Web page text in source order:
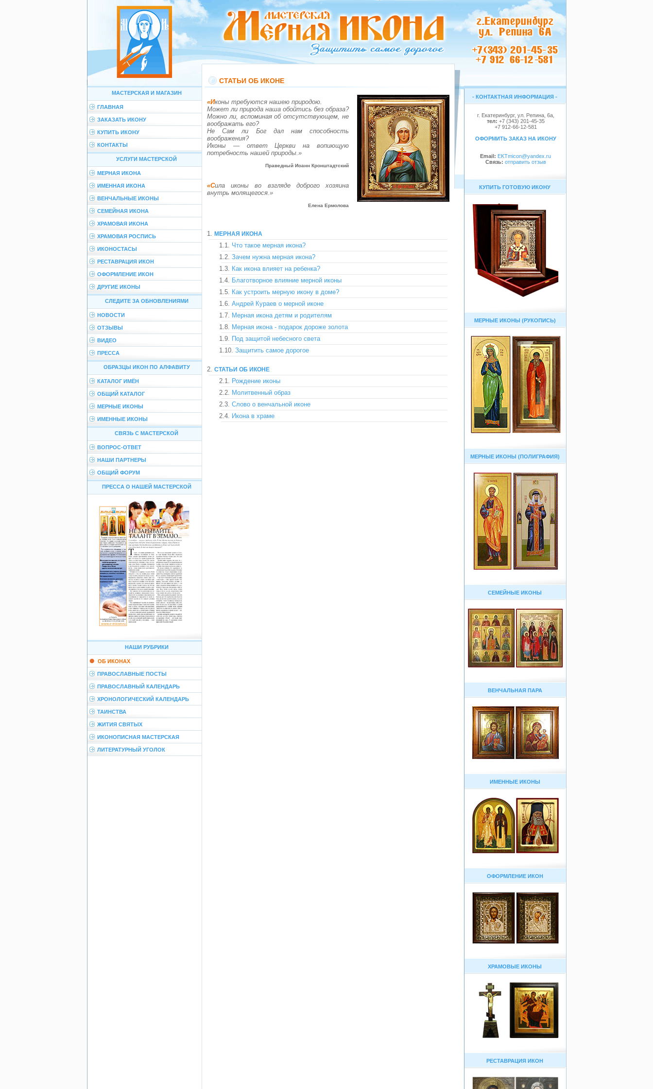
МАСТЕРСКАЯ И МАГАЗИН
ГЛАВНАЯ
ЗАКАЗАТЬ ИКОНУ
КУПИТЬ ИКОНУ
КОНТАКТЫ
УСЛУГИ МАСТЕРСКОЙ
МЕРНАЯ ИКОНА
ИМЕННАЯ ИКОНА
ВЕНЧАЛЬНЫЕ ИКОНЫ
СЕМЕЙНАЯ ИКОНА
ХРАМОВАЯ ИКОНА
ХРАМОВАЯ РОСПИСЬ
ИКОНОСТАСЫ
РЕСТАВРАЦИЯ ИКОН
ОФОРМЛЕНИЕ ИКОН
ДРУГИЕ ИКОНЫ
СЛЕДИТЕ ЗА ОБНОВЛЕНИЯМИ
НОВОСТИ
ОТЗЫВЫ
ВИДЕО
ПРЕССА
ОБРАЗЦЫ ИКОН ПО АЛФАВИТУ
КАТАЛОГ ИМЁН
ОБЩИЙ КАТАЛОГ
МЕРНЫЕ ИКОНЫ
ИМЕННЫЕ ИКОНЫ
СВЯЗЬ С МАСТЕРСКОЙ
ВОПРОС-ОТВЕТ
НАШИ ПАРТНЕРЫ
ОБЩИЙ ФОРУМ
ПРЕССА О НАШЕЙ МАСТЕРСКОЙ
НАШИ РУБРИКИ
ОБ ИКОНАХ
ПРАВОСЛАВНЫЕ ПОСТЫ
ПРАВОСЛАВНЫЙ КАЛЕНДАРЬ
ХРОНОЛОГИЧЕСКИЙ КАЛЕНДАРЬ
ТАИНСТВА
ЖИТИЯ СВЯТЫХ
ИКОНОПИСНАЯ МАСТЕРСКАЯ
ЛИТЕРАТУРНЫЙ УГОЛОК
СТАТЬИ ОБ ИКОНЕ
«Иконы требуются нашею природою.
Может ли природа наша обойтись без образа?
Можно ли, вспоминая об отсутствующем, не
воображать его?
Не Сам ли Бог дал нам способность
воображения?
Иконы — ответ Церкви на вопиющую
потребность нашей природы.»
Праведный Иоанн Кронштадтский
«Сила иконы во взгляде доброго хозяина
внутрь молящегося.»
Елена Ермолова
1. МЕРНАЯ ИКОНА
1.1. Что такое мерная икона?
1.2. Зачем нужна мерная икона?
1.3. Как икона влияет на ребенка?
1.4. Благотворное влияние мерной иконы
1.5. Как устроить мерную икону в доме?
1.6. Андрей Кураев о мерной иконе
1.7. Мерная икона детям и родителям
1.8. Мерная икона - подарок дороже золота
1.9. Под защитой небесного света
1.10. Защитить самое дорогое
2. СТАТЬИ ОБ ИКОНЕ
2.1. Рождение иконы
2.2. Молитвенный образ
2.3. Слово о венчальной иконе
2.4. Икона в храме
- КОНТАКТНАЯ ИНФОРМАЦИЯ -
г. Екатеринбург, ул. Репина, 6a,
тел: +7 (343) 201-45-35
+7 912-66-12-581
ОФОРМИТЬ ЗАКАЗ НА ИКОНУ
Email: EKTmicon@yandex.ru
Связь: отправить отзыв
КУПИТЬ ГОТОВУЮ ИКОНУ
МЕРНЫЕ ИКОНЫ (РУКОПИСЬ)
МЕРНЫЕ ИКОНЫ (ПОЛИГРАФИЯ)
СЕМЕЙНЫЕ ИКОНЫ
ВЕНЧАЛЬНАЯ ПАРА
ИМЕННЫЕ ИКОНЫ
ОФОРМЛЕНИЕ ИКОН
ХРАМОВЫЕ ИКОНЫ
РЕСТАВРАЦИЯ ИКОН